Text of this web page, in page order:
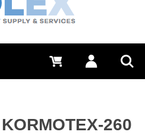
Prihlásiť sa
0 €
260